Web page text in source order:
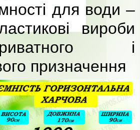
для води –
вироби
і
призначення